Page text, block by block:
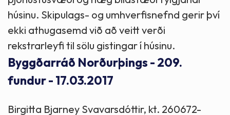
húsinu. Skipulags- og umhverfisnefnd gerir því
ekki athugasemd við að veitt verði
rekstrarleyfi til sölu gistingar í húsinu.
Byggðarráð Norðurþings - 209.
fundur - 17.03.2017
Birgitta Bjarney Svavarsdóttir, kt. 260672-